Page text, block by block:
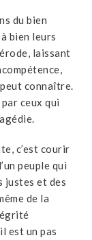
du bien
bien leurs
laissant
connaître.
ceux qui
c’est courir
peuple qui
justes et des
de la
est un pas